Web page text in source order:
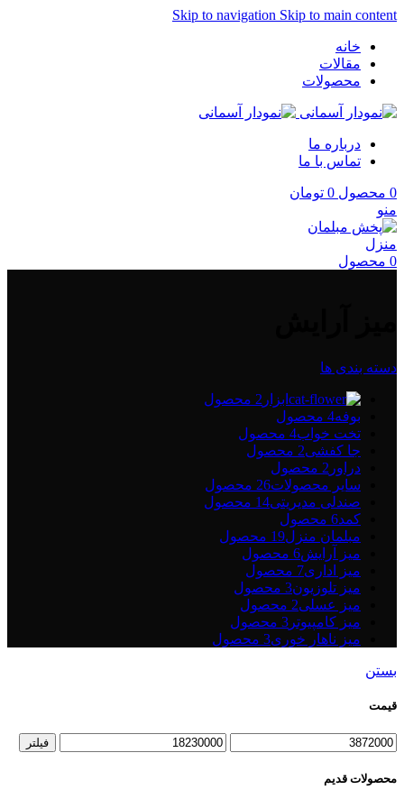
Skip to navigation Skip to main content
خانه
مقالات
محصولات
درباره ما
تماس با ما
0 محصول 0 تومان
منو
0 محصول
دسته بندی ها
ابزار 2 محصول
بوفه4 محصول
تخت خواب4 محصول
جا کفشی2 محصول
دراور 2 محصول
سایر محصولات26 محصول
صندلی مدیریتی14 محصول
کمد6 محصول
مبلمان منزل19 محصول
میز آرایش6 محصول
میز اداری7 محصول
میز تلوزیون3 محصول
میز عسلی2 محصول
میز کامپیوتر 3 محصول
میز ناهار خوری3 محصول
بستن
قیمت
حداقل
حداکثر
فیلتر
محصولات قدیم